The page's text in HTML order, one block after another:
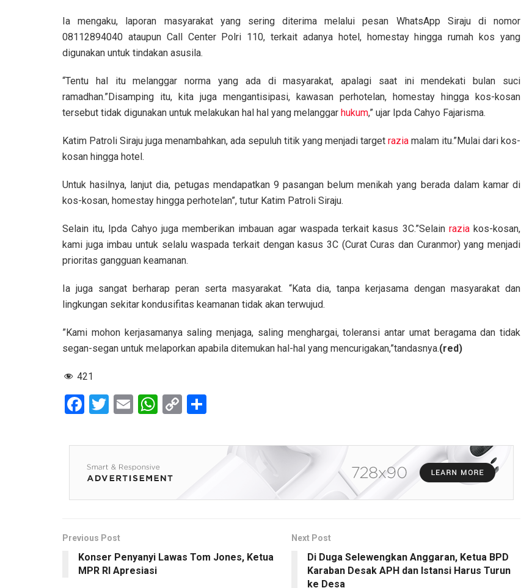
Ia mengaku, laporan masyarakat yang sering diterima melalui pesan WhatsApp Siraju di nomor
08112894040 ataupun Call Center Polri 110, terkait adanya hotel, homestay hingga rumah kos yang
digunakan untuk tindakan asusila.
“Tentu hal itu melanggar norma yang ada di masyarakat, apalagi saat ini mendekati bulan suci
ramadhan.”Disamping itu, kita juga mengantisipasi, kawasan perhotelan, homestay hingga kos-kosan
tersebut tidak digunakan untuk melakukan hal hal yang melanggar hukum,” ujar Ipda Cahyo Fajarisma.
Katim Patroli Siraju juga menambahkan, ada sepuluh titik yang menjadi target razia malam itu.”Mulai dari kos-
kosan hingga hotel.
Untuk hasilnya, lanjut dia, petugas mendapatkan 9 pasangan belum menikah yang berada dalam kamar di
kos-kosan, homestay hingga perhotelan”, tutur Katim Patroli Siraju.
Selain itu, Ipda Cahyo juga memberikan imbauan agar waspada terkait kasus 3C.”Selain raziakos-kosan,
kami juga imbau untuk selalu waspada terkait dengan kasus 3C (Curat Curas dan Curanmor) yang menjadi
prioritas gangguan keamanan.
Ia juga sangat berharap peran serta masyarakat. “Kata dia, tanpa kerjasama dengan masyarakat dan
lingkungan sekitar kondusifitas keamanan tidak akan terwujud.
”Kami mohon kerjasamanya saling menjaga, saling menghargai, toleransi antar umat beragama dan tidak
segan-segan untuk melaporkan apabila ditemukan hal-hal yang mencurigakan,”tandasnya.(red)
421
F
ce
b
o
o
T
tt
er
E
ail
W
at
s
A
p
C
py
k
ar
Previous Post
Konser Penyanyi Lawas Tom Jones, Ketua
MPR RI Apresiasi
Next Post
Di Duga Selewengkan Anggaran, Ketua BPD
Karaban Desak APH dan Istansi Harus Turun
ke Desa